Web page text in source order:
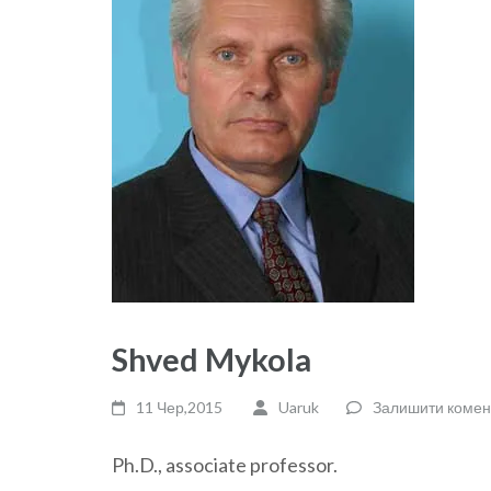
Shved Mykola
11 Чер,2015 Uaruk Залишити
Ph.D., associate professor.